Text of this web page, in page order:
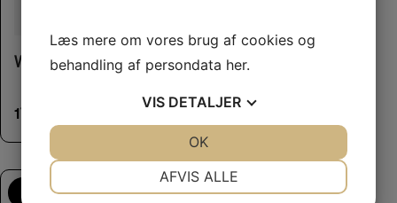
West Paw Bumi Large Neon Grøn
170,00
Flere Smagsvarianter
Læs mere om vores brug af cookies og
behandling af persondata her.
VIS DETALJER
AFVIS ALLE
OK